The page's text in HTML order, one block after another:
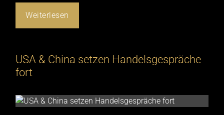
Weiterlesen
USA & China setzen Handelsgespräche
fort